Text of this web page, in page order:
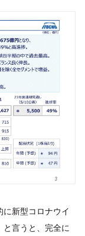
新型コロナウイ
言うと、完全に